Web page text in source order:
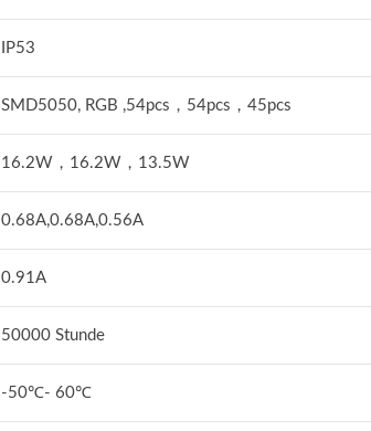
IP53
SMD5050, RGB ,54pcs，54pcs，45pcs
16.2W，16.2W，13.5W
0.68A,0.68A,0.56A
0.91A
50000 Stunde
-50℃- 60℃